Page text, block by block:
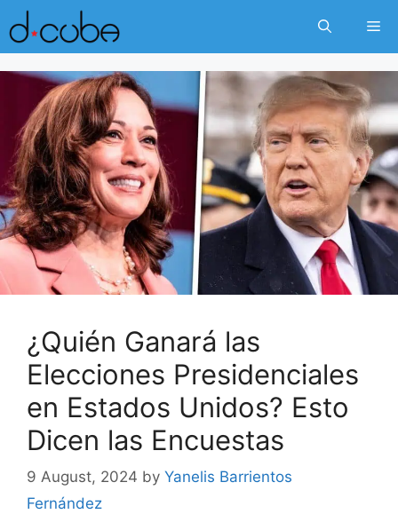
Skip
to
content
¿Quién Ganará las
Elecciones Presidenciales
en Estados Unidos? Esto
Dicen las Encuestas
9 August, 2024 by Yanelis Barrientos
Fernández